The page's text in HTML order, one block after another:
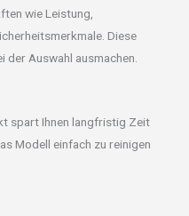
wie Leistung,
Diese
der Auswahl ausmachen.
spart Ihnen langfristig Zeit
Modell einfach zu reinigen